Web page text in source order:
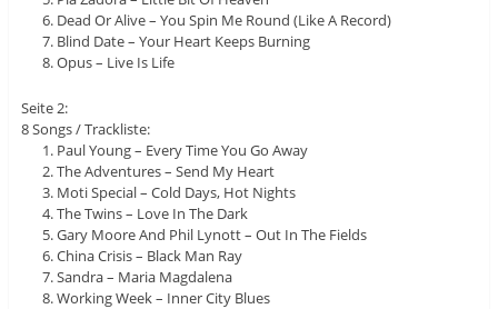
Dead Or Alive – You Spin Me Round (Like A Record)
Blind Date – Your Heart Keeps Burning
Opus – Live Is Life
Seite 2:
8 Songs / Trackliste:
Paul Young – Every Time You Go Away
The Adventures – Send My Heart
Moti Special – Cold Days, Hot Nights
The Twins – Love In The Dark
Gary Moore And Phil Lynott – Out In The Fields
China Crisis – Black Man Ray
Sandra – Maria Magdalena
Working Week – Inner City Blues